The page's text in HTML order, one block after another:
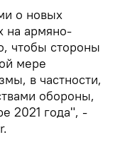
о новых
на армяно-
чтобы стороны
мере
в частности,
обороны,
2021 года", -